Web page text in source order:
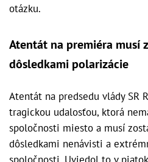
otázku.
Atentát na premiéra musí
dôsledkami polarizácie
Atentát na predsedu vlády SR
tragickou udalosťou, ktorá
spoločnosti miesto a musí
dôsledkami nenávisti a